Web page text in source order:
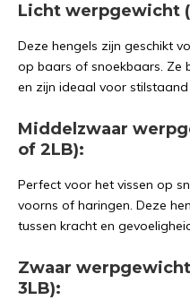
Licht werpgewicht
Deze hengels zijn geschikt
op baars of snoekbaars. Ze
en zijn ideaal voor
Middelzwaar
of 2LB):
Perfect voor het vissen op
voorns of haringen. Deze
tussen kracht en
Zwaar werpgewicht
3LB):